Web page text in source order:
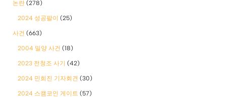
논란 (278)
2024 성공팔이 (25)
사건 (663)
2004 밀양 사건 (18)
2023 전청조 사기 (42)
2024 민희진 기자회견 (30)
2024 스캠코인 게이트 (57)